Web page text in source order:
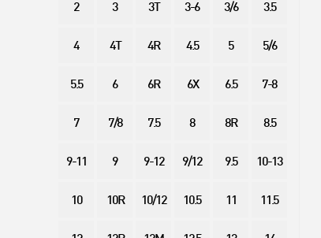
2 3 3T 3-6 3/6 3.5
4 4T 4R 4.5 5 5/6
5.5 6 6R 6X 6.5 7-8
7 7/8 7.5 8 8R 8.5
9-11 9 9-12 9/12 9.5 10-13
10 10R 10/12 10.5 11 11.5